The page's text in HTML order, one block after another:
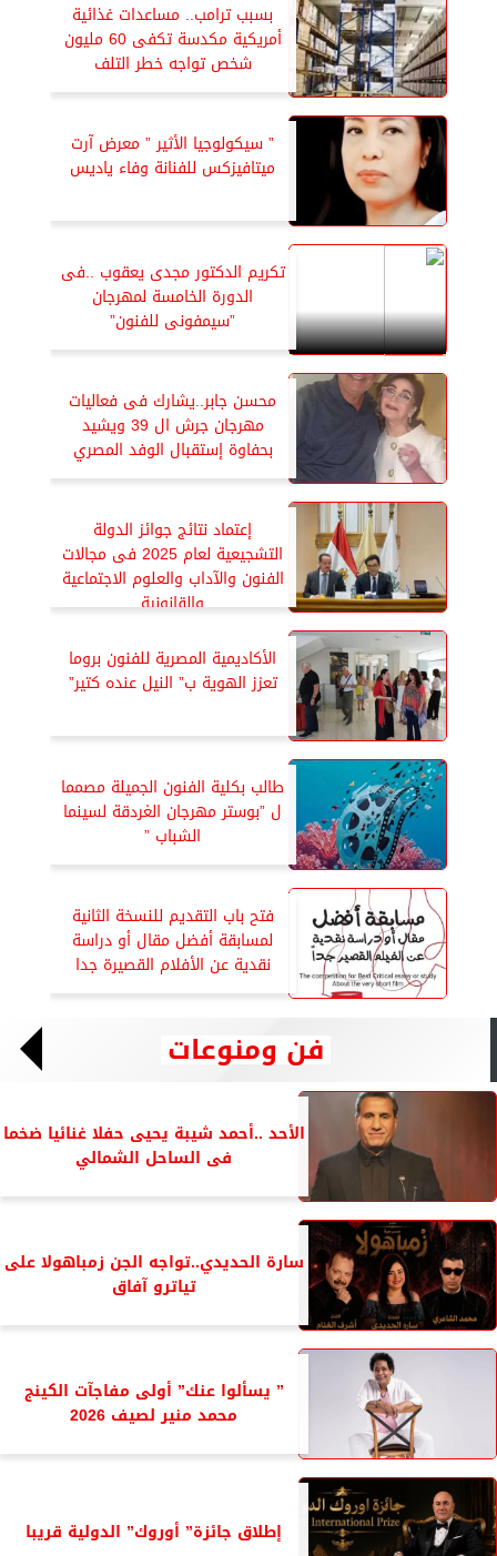
بسبب ترامب.. مساعدات غذائية
أمريكية مكدسة تكفى 60 مليون
شخص تواجه خطر التلف
” سيكولوجيا الأثير ” معرض آرت
ميتافيزكس للفنانة وفاء ياديس
تكريم الدكتور مجدى يعقوب ..فى
الدورة الخامسة لمهرجان
”سيمفونى للفنون”
محسن جابر..يشارك فى فعاليات
مهرجان جرش ال 39 ويشيد
بحفاوة إستقبال الوفد المصري
إعتماد نتائج جوائز الدولة
التشجيعية لعام 2025 فى مجالات
الفنون والآداب والعلوم الاجتماعية
والقانونية
الأكاديمية المصرية للفنون بروما
تعزز الهوية ب” النيل عنده كتير”
طالب بكلية الفنون الجميلة مصمما
ل ”بوستر مهرجان الغردقة لسينما
الشباب ”
فتح باب التقديم للنسخة الثانية
لمسابقة أفضل مقال أو دراسة
نقدية عن الأفلام القصيرة جدا
فن ومنوعات
الأحد ..أحمد شيبة يحيى حفلا غنائيا ضخما
فى الساحل الشمالي
سارة الحديدي..تواجه الجن زمباهولا على
تياترو آفاق
” يسألوا عنك” أولى مفاجآت الكينج
محمد منير لصيف 2026
إطلاق جائزة” أوروك” الدولية قريبا